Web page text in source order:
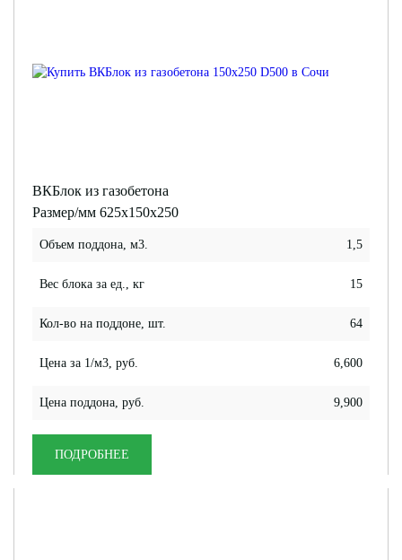
ВКБлок из газобетона
Размер/мм 625x150x250
Объем поддона, м3. 1,5
Вес блока за ед., кг 15
Кол-во на поддоне, шт. 64
Цена за 1/м3, руб. 6,600
Цена поддона, руб. 9,900
ПОДРОБНЕЕ